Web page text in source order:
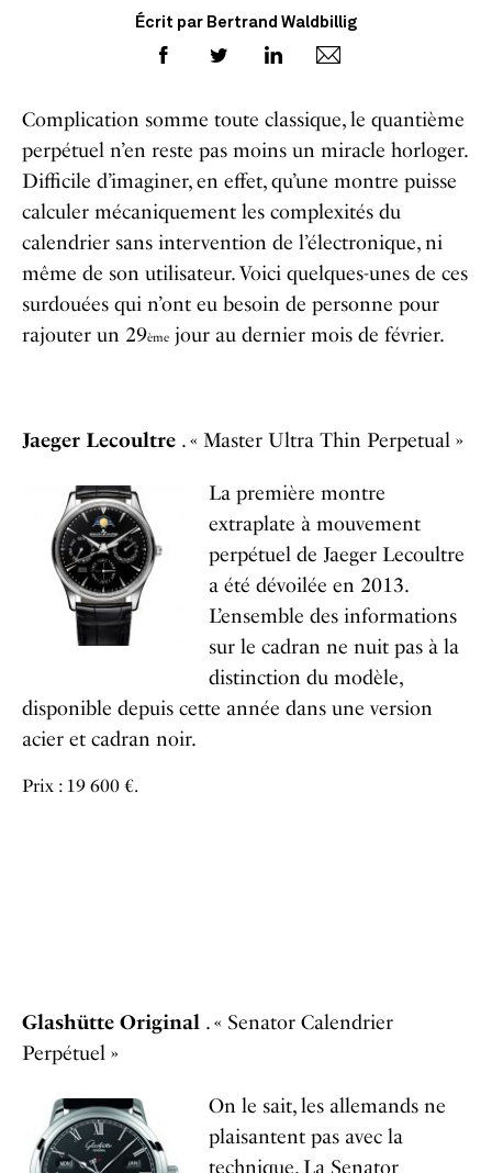
Écrit par Bertrand Waldbillig
Complication somme toute classique, le quantième
perpétuel n’en reste pas moins un miracle horloger.
Difficile d’imaginer, en effet, qu’une montre puisse
calculer mécaniquement les complexités du
calendrier sans intervention de l’électronique, ni
même de son utilisateur. Voici quelques-unes de ces
surdouées qui n’ont eu besoin de personne pour
rajouter un 29ème jour au dernier mois de février.
Jaeger Lecoultre . « Master Ultra Thin Perpetual »
La première montre
extraplate à mouvement
perpétuel de Jaeger Lecoultre
a été dévoilée en 2013.
L’ensemble des informations
sur le cadran ne nuit pas à la
distinction du modèle,
disponible depuis cette année dans une version
acier et cadran noir.
Prix : 19 600 €.
Glashütte Original . « Senator Calendrier
Perpétuel »
On le sait, les allemands ne
plaisantent pas avec la
technique. La Senator